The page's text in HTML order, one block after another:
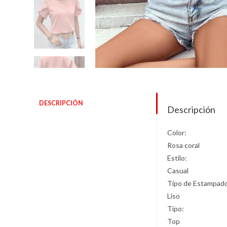
DESCRIPCIÓN
Descripción
Color:
Rosa coral
Estilo:
Casual
Tipo de
Liso
Tipo:
Top